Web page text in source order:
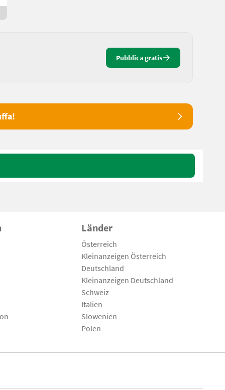
Pubblica gratis
Länder
Österreich
Kleinanzeigen Österreich
Deutschland
Kleinanzeigen Deutschland
Schweiz
Italien
Slowenien
Polen